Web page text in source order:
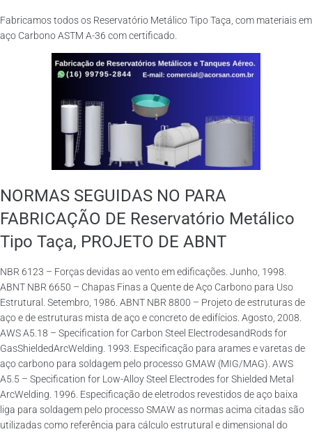
Fabricamos todos os Reservatório Metálico Tipo Taça, com materiais em
aço Carbono ASTM A-36 com certificado.
NORMAS SEGUIDAS NO PARA
FABRICAÇÃO DE Reservatório Metálico
Tipo Taça, PROJETO DE ABNT
NBR 6123 – Forças devidas ao vento em edificações. Junho, 1998.
ABNT NBR 6650 – Chapas Finas a Quente de Aço Carbono para Uso
Estrutural. Setembro, 1986. ABNT NBR 8800 – Projeto de estruturas de
aço e de estruturas mista de aço e concreto de edifícios. Agosto, 2008.
AWS A5.18 – Specification for Carbon Steel ElectrodesandRods for
GasShieldedArcWelding. 1993. Especificação para arames e varetas de
aço carbono para soldagem pelo processo GMAW (MIG/MAG). AWS
A5.5 – Specification for Low-Alloy Steel Electrodes for Shielded Metal
ArcWelding. 1996. Especificação de eletrodos revestidos de aço baixa
liga para soldagem pelo processo SMAW as normas acima citadas são
utilizadas como referência para cálculo estrutural e dimensional do